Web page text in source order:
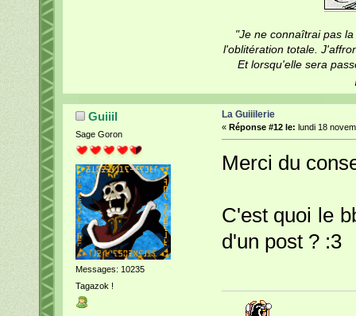
"Je ne connaîtrai pas
l'oblitération totale.
Et lorsqu'elle sera
Guiiil
Sage Goron
Messages: 10235
Tagazok !
La Guiiilerie
« Réponse #12 le: lundi 18
Merci du
C'est quoi le
d'un post ? :3